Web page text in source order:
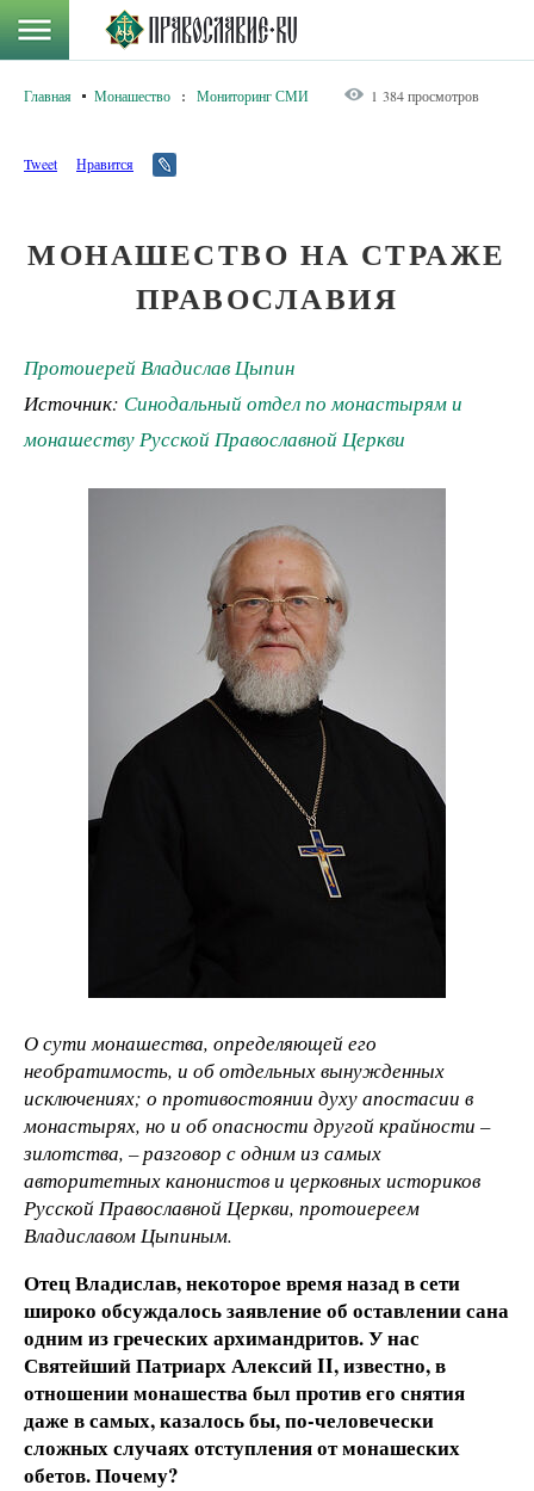
Главная Монашество : Мониторинг СМИ 1 384 просмотров
Tweet Нравится
МОНАШЕСТВО НА СТРАЖЕ
ПРАВОСЛАВИЯ
Протоиерей Владислав Цыпин
Источник: Синодальный отдел по монастырям и
монашеству Русской Православной Церкви
О сути монашества, определяющей его
необратимость, и об отдельных вынужденных
исключениях; о противостоянии духу апостасии в
монастырях, но и об опасности другой крайности –
зилотства, – разговор с одним из самых
авторитетных канонистов и церковных историков
Русской Православной Церкви, протоиереем
Владиславом Цыпиным.
Отец Владислав, некоторое время назад в сети
широко обсуждалось заявление об оставлении сана
одним из греческих архимандритов. У нас
Святейший Патриарх Алексий II, известно, в
отношении монашества был против его снятия
даже в самых, казалось бы, по-человечески
сложных случаях отступления от монашеских
обетов. Почему?